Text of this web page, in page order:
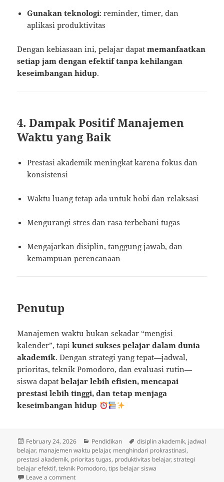
Gunakan teknologi: reminder, timer, dan
aplikasi produktivitas
Dengan kebiasaan ini, pelajar dapatmemanfaatkan
setiap jam dengan efektif tanpa kehilangan
keseimbangan hidup.
4. Dampak Positif Manajemen
Waktu yang Baik
Prestasi akademik meningkat karena fokus dan
konsistensi
Waktu luang tetap ada untuk hobi dan relaksasi
Mengurangi stres dan rasa terbebani tugas
Mengajarkan disiplin, tanggung jawab, dan
kemampuan perencanaan
Penutup
Manajemen waktu bukan sekadar “mengisi
kalender”, tapikunci sukses pelajar dalam dunia
akademik. Dengan strategi yang tepat—jadwal,
prioritas, teknik Pomodoro, dan evaluasi rutin—
siswa dapatbelajar lebih efisien, mencapai
prestasi lebih tinggi, dan tetap menjaga
keseimbangan hidup
Posted
on
February 24, 2026 Categories
Pendidikan Tags
disiplin akademik, jadwal
belajar, manajemen waktu pelajar, menghindari prokrastinasi,
prestasi akademik, prioritas tugas, produktivitas belajar,strategi
belajar efektif,teknik Pomodoro,tips belajar siswa
Leave a commenton Manajemen Waktu Pelajar: Kunci Sukses dalam